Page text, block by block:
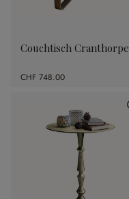
Couchtisch Cranthorpe
CHF 748.00